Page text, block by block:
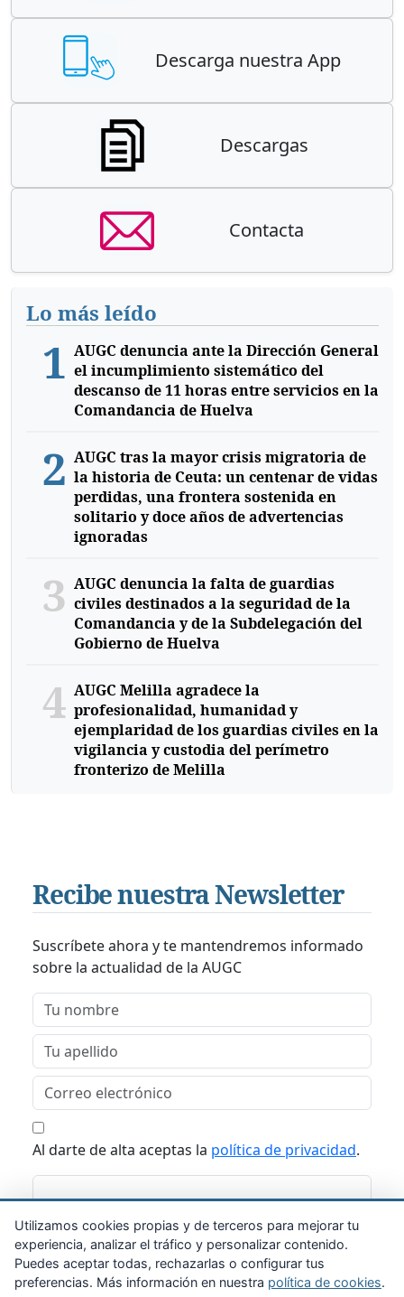
Descarga nuestra App
Descargas
Contacta
Lo más leído
1 AUGC denuncia ante la Dirección General
el incumplimiento sistemático del
descanso de 11 horas entre servicios en la
Comandancia de Huelva
2 AUGC tras la mayor crisis migratoria de
la historia de Ceuta: un centenar de vidas
perdidas, una frontera sostenida en
solitario y doce años de advertencias
ignoradas
3 AUGC denuncia la falta de guardias
civiles destinados a la seguridad de la
Comandancia y de la Subdelegación del
Gobierno de Huelva
4 AUGC Melilla agradece la
profesionalidad, humanidad y
ejemplaridad de los guardias civiles en la
vigilancia y custodia del perímetro
fronterizo de Melilla
Recibe nuestra Newsletter
Suscríbete ahora y te mantendremos informado
sobre la actualidad de la AUGC
Al darte de alta aceptas la política de privacidad.
Suscribirme
Utilizamos cookies propias y de terceros para mejorar tu
experiencia, analizar el tráfico y personalizar contenido.
Puedes aceptar todas, rechazarlas o configurar tus
preferencias. Más información en nuestra política de cookies.